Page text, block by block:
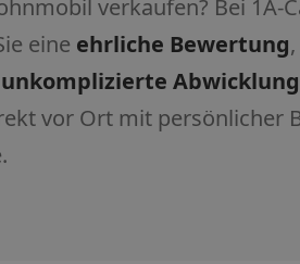
verkaufen? Bei 1A-
eine ehrliche Bewertung
unkomplizierte Abwicklung
vor Ort mit persönlicher